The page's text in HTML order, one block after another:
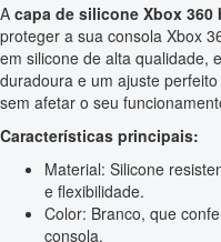
A capa de silicone Xbox 360
proteger a sua consola Xbox
em silicone de alta qualidade,
duradoura e um ajuste
sem afetar o seu
Características principais:
Material: Silicone
e flexibilidade.
Color: Branco, que
consola.